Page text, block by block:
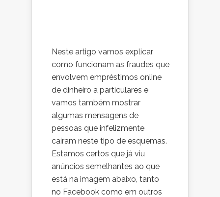
Neste artigo vamos explicar
como funcionam as fraudes que
envolvem empréstimos online
de dinheiro a particulares e
vamos também mostrar
algumas mensagens de
pessoas que infelizmente
caíram neste tipo de esquemas.
Estamos certos que já viu
anúncios semelhantes ao que
está na imagem abaixo, tanto
no Facebook como em outros